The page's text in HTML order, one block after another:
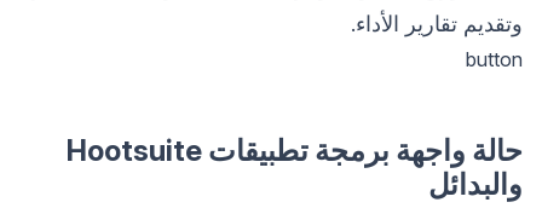
وتقديم تقارير الأداء.
button
حالة واجهة برمجة تطبيقات Hootsuite
والبدائل